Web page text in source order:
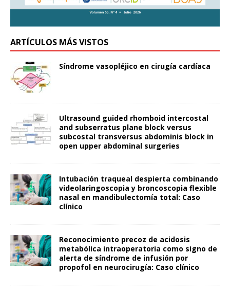
ARTÍCULOS MÁS VISTOS
Síndrome vasopléjico en cirugía cardíaca
Ultrasound guided rhomboid intercostal
and subserratus plane block versus
subcostal transversus abdominis block in
open upper abdominal surgeries
Intubación traqueal despierta combinando
videolaringoscopia y broncoscopia flexible
nasal en mandibulectomía total: Caso
clínico
Reconocimiento precoz de acidosis
metabólica intraoperatoria como signo de
alerta de síndrome de infusión por
propofol en neurocirugía: Caso clínico